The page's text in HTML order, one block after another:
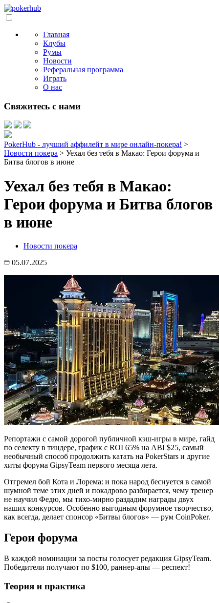
Главная
Клубы
Румы
Новости
Реферальная программа
Играть
О нас
Свяжитесь с нами
PokerHub - лучший аффилейт в мире онлайн-покера! >
Новости покера > Уехал без тебя в Макао: Герои форума и
Битва блогов в июне
Уехал без тебя в Макао:
Герои форума и Битва блогов
в июне
Новости покера
05.07.2025
Репортажи с самой дорогой публичной кэш-игры в мире, гайд
по селекту в тиндере, график с ROI 65% на ABI $25, самый
необычный способ продолжить катать на PokerStars и другие
хиты форума GipsyTeam первого месяца лета.
Отгремел бой Кота и Лорема: и пока народ беснуется в самой
шумной теме этих дней и покадрово разбирается, чему тренер
не научил Федю, мы тихо-мирно раздадим награды двух
наших конкурсов. Особенно выгодным форумное творчество,
как всегда, делает спонсор «Битвы блогов» — рум CoinPoker.
Герои форума
В каждой номинации за посты голосует редакция GipsyTeam.
Победители получают по $100, раннер-апы — респект!
Теория и практика